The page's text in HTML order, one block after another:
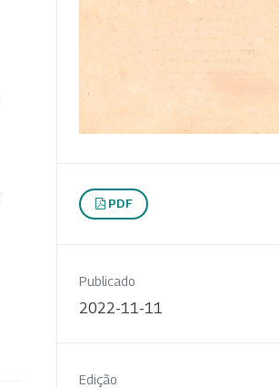
PDF
Publicado
2022-11-11
Edição